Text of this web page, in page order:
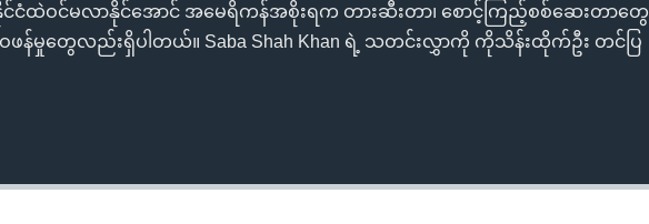
ထဲဝင်မလာနိုင်အောင် အမေရိကန်အစိုးရက တားဆီးတာ၊ စောင့်ကြည့်စစ်ဆေးတာတွေ
ဖန်မှုတွေလည်းရှိပါတယ်။ Saba Shah Khan ရဲ့ သတင်းလွှာကို ကိုသိန်းထိုက်ဦး တင်ပြ